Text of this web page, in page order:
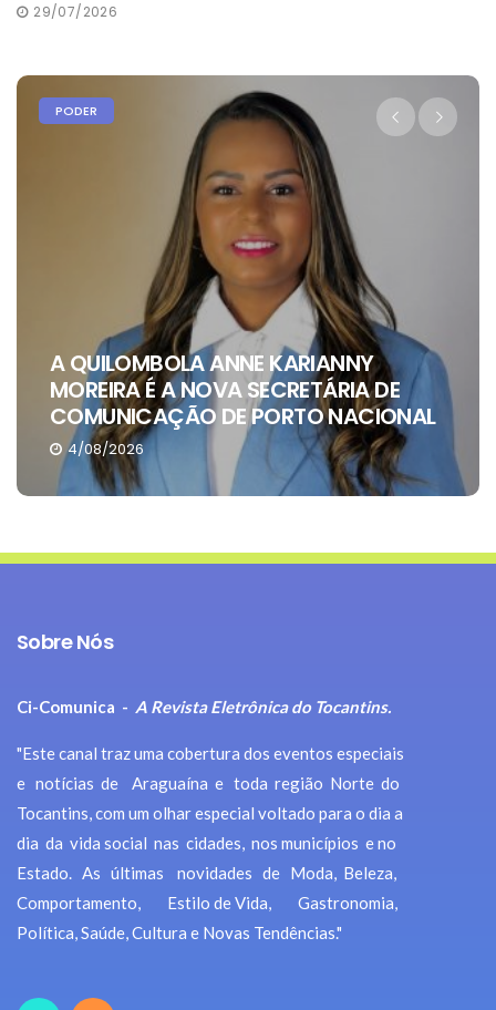
29/07/2026
PODER
A QUILOMBOLA ANNE KARIANNY
MOREIRA É A NOVA SECRETÁRIA DE
COMUNICAÇÃO DE PORTO NACIONAL
4/08/2026
Sobre Nós
Ci-Comunica - A Revista Eletrônica do Tocantins.
"Este canal traz uma cobertura dos eventos especiais
e notícias de Araguaína e toda região Norte do
Tocantins, com um olhar especial voltado para o dia a
dia da vida social nas cidades, nos municípios e no
Estado. As últimas novidades de Moda, Beleza,
Comportamento, Estilo de Vida, Gastronomia,
Política, Saúde, Cultura e Novas Tendências."